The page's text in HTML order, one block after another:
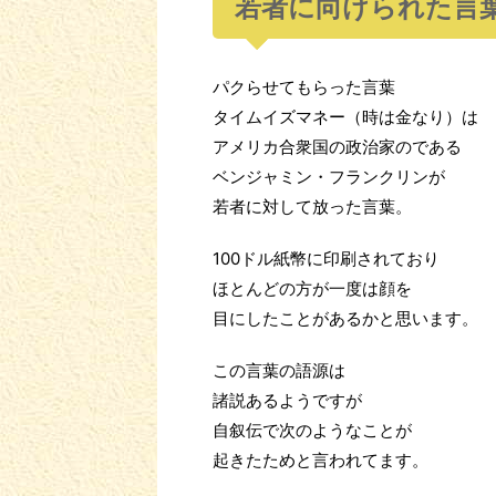
若者に向けられた言
パクらせてもらった言葉
タイムイズマネー（時は金なり）は
アメリカ合衆国の政治家のである
ベンジャミン・フランクリンが
若者に対して放った言葉。
100ドル紙幣に印刷されており
ほとんどの方が一度は顔を
目にしたことがあるかと思います。
この言葉の語源は
諸説あるようですが
自叙伝で次のようなことが
起きたためと言われてます。